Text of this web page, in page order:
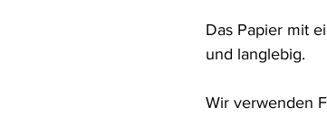
Das Papier mit
und langlebig.
Wir verwenden